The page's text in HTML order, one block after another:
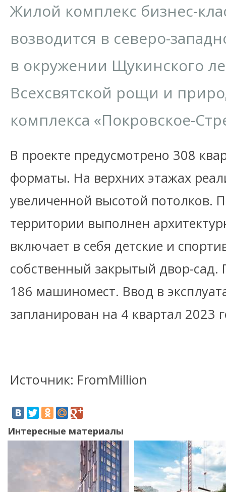
Жилой комплекс бизнес-
возводится в северо-
в окружении Щукинского
Всехсвятской рощи и
комплекса «Покровское-
В проекте предусмотрено 308
форматы. На верхних этажах
увеличенной высотой потолков.
территории выполнен
включает в себя детские и
собственный закрытый двор-сад.
186 машиномест. Ввод в
запланирован на 4 квартал 2023
Источник: FromMillion
Интересные материалы